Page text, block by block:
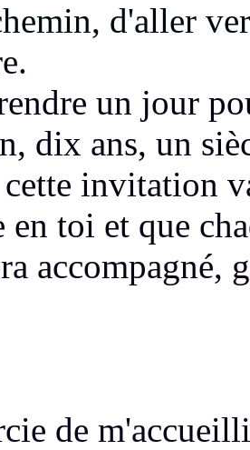
d'aller
.
un jour
dix ans, un
cette invitation
toi et que
accompagné,
de